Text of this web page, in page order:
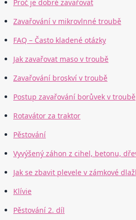
Proč je dobré zavařovat
Zavařování v mikrovlnné troubě
FAQ – Často kladené otázky
Jak zavařovat maso v troubě
Zavařování broskví v troubě
Postup zavařování borůvek v troubě
Rotavátor za traktor
Pěstování
Vyvýšený záhon z cihel, betonu,
Jak se zbavit plevele v zámkové
Klívie
Pěstování 2. díl